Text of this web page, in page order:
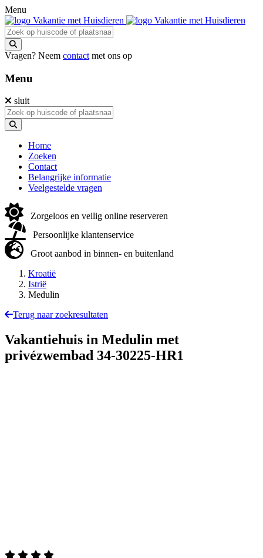
Menu
Vragen? Neem contact met ons op
Menu
sluit
Home
Zoeken
Contact
Belangrijke informatie
Veelgestelde vragen
Zorgeloos en veilig online reserveren
Persoonlijke klantenservice
Groot aanbod in binnen- en buitenland
Kroatië
Istrië
Medulin
Terug naar zoekresultaten
Vakantiehuis in Medulin met
privézwembad 34-30225-HR1